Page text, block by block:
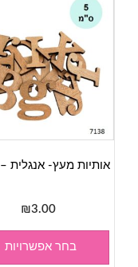
אותיות מעץ- אנגלית – 5 ס"מ
₪3.00
בחר אפשרויות